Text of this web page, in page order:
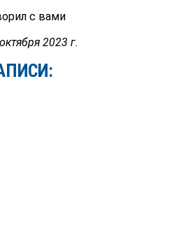
с вами
2023 г.